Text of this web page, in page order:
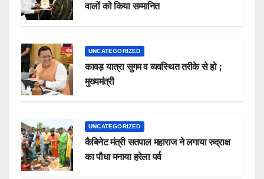
वालों को किया सम्मानित
UNCATEGORIZED
कावड़ यात्रा सुगम व व्यवस्थित तरीके से हो ;
मुख्यमंत्री
UNCATEGORIZED
कैबिनेट मंत्री सतपाल महाराज ने लगाया रुद्राक्ष
का पौधा मनाया हरेला पर्व